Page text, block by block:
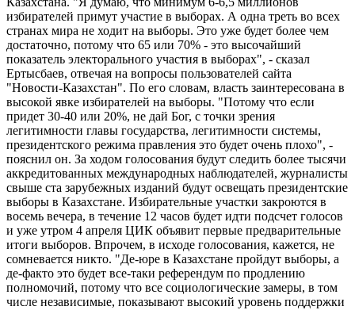
избирателей примут участие в выборах. А одна треть во всех
странах мира не ходит на выборы. Это уже будет более чем
достаточно, потому что 65 или 70% - это высочайший
показатель электорального участия в выборах", - сказал
Ертысбаев, отвечая на вопросы пользователей сайта
"Новости-Казахстан". По его словам, власть заинтересована в
высокой явке избирателей на выборы. "Потому что если
придет 30-40 или 20%, не дай Бог, с точки зрения
легитимности главы государства, легитимности системы,
президентского режима правления это будет очень плохо", -
пояснил он. За ходом голосования будут следить более тысячи
аккредитованных международных наблюдателей, журналисты
свыше ста зарубежных изданий будут освещать президентские
выборы в Казахстане. Избирательные участки закроются в
восемь вечера, в течение 12 часов будет идти подсчет голосов
и уже утром 4 апреля ЦИК объявит первые предварительные
итоги выборов. Впрочем, в исходе голосования, кажется, не
сомневается никто. "Де-юре в Казахстане пройдут выборы, а
де-факто это будет все-таки референдум по продлению
полномочий, потому что все социологические замеры, в том
числе независимые, показывают высокий уровень поддержки